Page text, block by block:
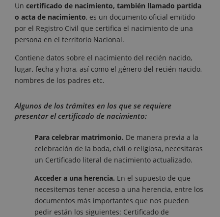
Un certificado de nacimiento, también llamado partida
o acta de nacimiento, es un documento oficial emitido
por el Registro Civil que certifica el nacimiento de una
persona en el territorio Nacional.
Contiene datos sobre el nacimiento del recién nacido,
lugar, fecha y hora, así como el género del recién nacido,
nombres de los padres etc.
Algunos de los trámites en los que se requiere
presentar el certificado de nacimiento:
Para celebrar matrimonio. De manera previa a la
celebración de la boda, civil o religiosa, necesitaras
un Certificado literal de nacimiento actualizado.
Acceder a una herencia. En el supuesto de que
necesitemos tener acceso a una herencia, entre los
documentos más importantes que nos pueden
pedir están los siguientes: Certificado de